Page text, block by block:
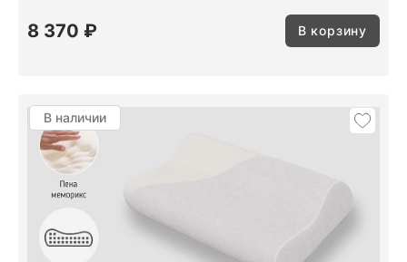
8 370 ₽ В корзину
В наличии